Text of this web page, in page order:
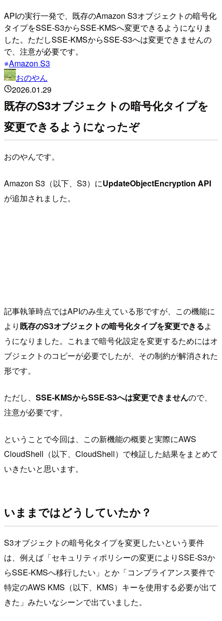
APIの実行一発で、既存のAmazon S3オブジェクトの暗号化
タイプをSSE-S3からSSE-KMSへ変更できるようになりま
した。ただしSSE-KMSからSSE-S3へは変更できませんの
で、注意が必要です。
Amazon S3
おのやん
2026.01.29
既存のS3オブジェクトの暗号化タイプを
変更できるようになったぞ
おのやんです。
Amazon S3（以下、S3）にUpdateObjectEncryption API
が追加されました。
記事執筆時点ではAPIのみ生えている形ですが、この機能に
より 既存のS3オブジェクトの暗号化タイプを変更できるよ
うになりました。これまで暗号化設定を変更するためにはオ
ブジェクトのコピーが必要でしたが、その制約が解消された
形です。
ただし、 SSE-KMSからSSE-S3へは変更できませんので、
注意が必要です。
ということで今回は、この新機能の概要と実際にAWS
CloudShell（以下、CloudShell）で検証した結果をまとめて
いきたいと思います。
いままではどうしていたか？
S3オブジェクトの暗号化タイプを変更したいという要件
は、例えば「セキュリティポリシーの変更によりSSE-S3か
らSSE-KMSへ移行したい」とか「コンプライアンス要件で
特定のAWS KMS（以下、KMS）キーを使用する必要が出て
きた」みたいなシーンで出ていました。